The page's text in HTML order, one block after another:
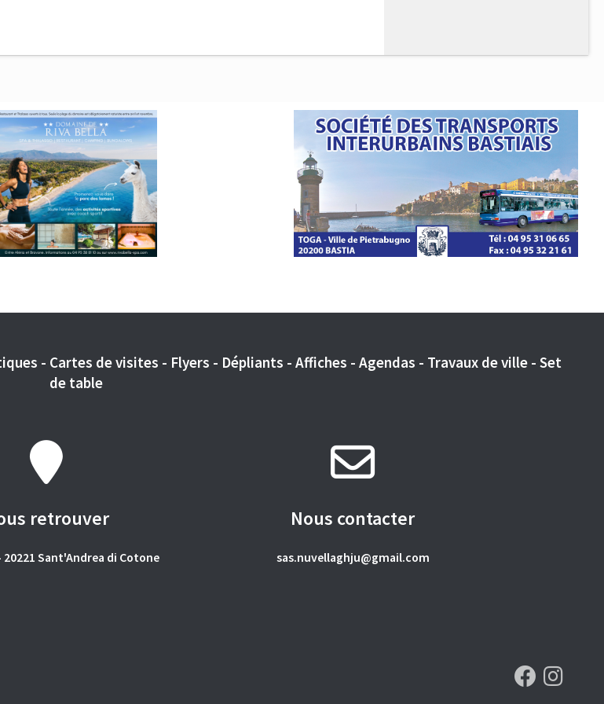
- Cartes de visites - Flyers - Dépliants - Affiches - Agendas - Travaux de ville - Set
de table
retrouver
Sant'Andrea di Cotone
Nous contacter
sas.nuvellaghju@gmail.com